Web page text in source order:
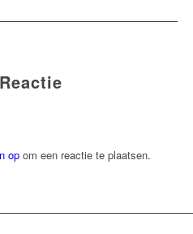
op om een reactie te plaatsen.